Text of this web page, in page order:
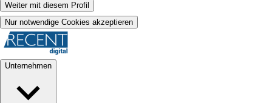
Weiter mit diesem Profil
Nur notwendige Cookies akzeptieren
Unternehmen